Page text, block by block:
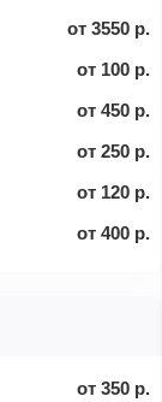
от 3550 р.
от 100 р.
от 450 р.
от 250 р.
от 120 р.
от 400 р.
от 350 р.